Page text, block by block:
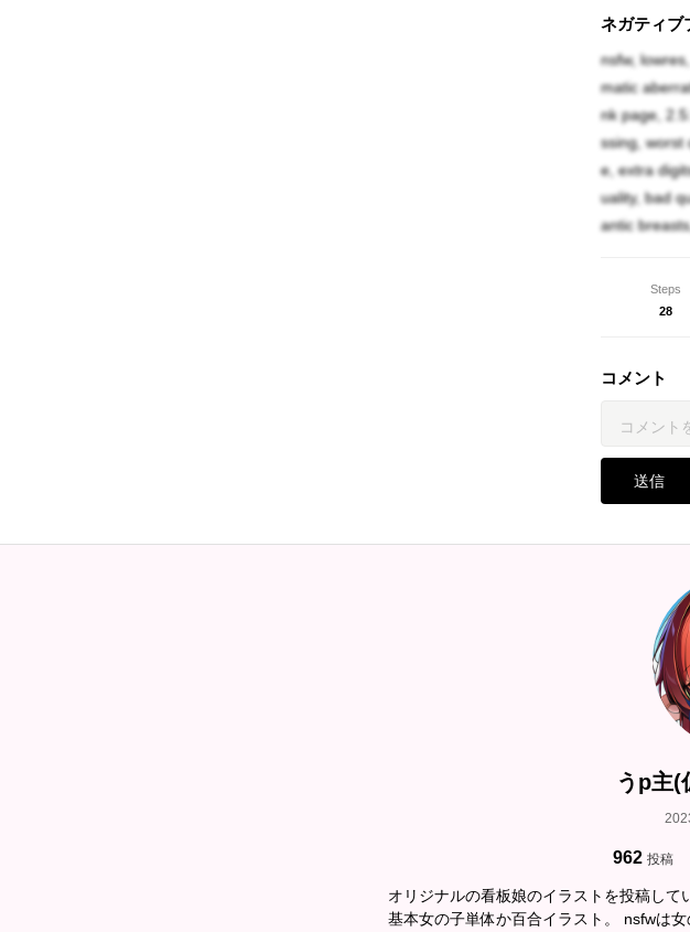
教師にも
る事にな
本人は自
身長156cm
体重54kg
w…60
H…79
ネガティブ
nsfw,
matic
nk page,
ssing, worst
e, extra
uality, bad
antic
Steps
28
コメント
送信
うp主(
962 投稿
オリジナルの看板娘のイラストを投稿して
基本女の子単体か百合イラスト。 nsfwは